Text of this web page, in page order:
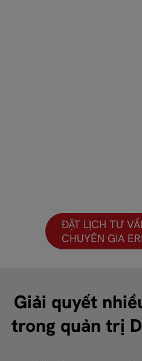
ĐẶT LỊCH TƯ
CHUYÊN GIA
Giải quyết
trong quản trị